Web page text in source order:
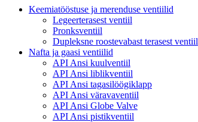
Keemiatööstuse ja merenduse ventiilid
Legeerterasest ventiil
Pronksventiil
Dupleksne roostevabast terasest ventiil
Nafta ja gaasi ventiilid
API Ansi kuulventiil
API Ansi liblikventiil
API Ansi tagasilöögiklapp
API Ansi väravaventiil
API Ansi Globe Valve
API Ansi pistikventiil